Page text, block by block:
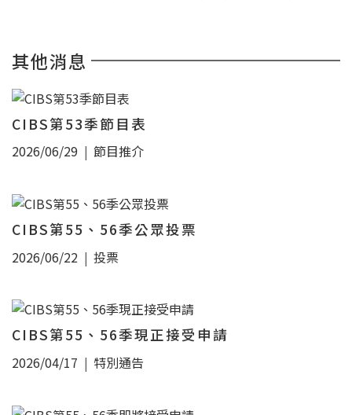
其他消息
CIBS第53季節目表
2026/06/29 節目推介
CIBS第55、56季公眾投票
2026/06/22 投票
CIBS第55、56季現正接受申請
2026/04/17 特別通告